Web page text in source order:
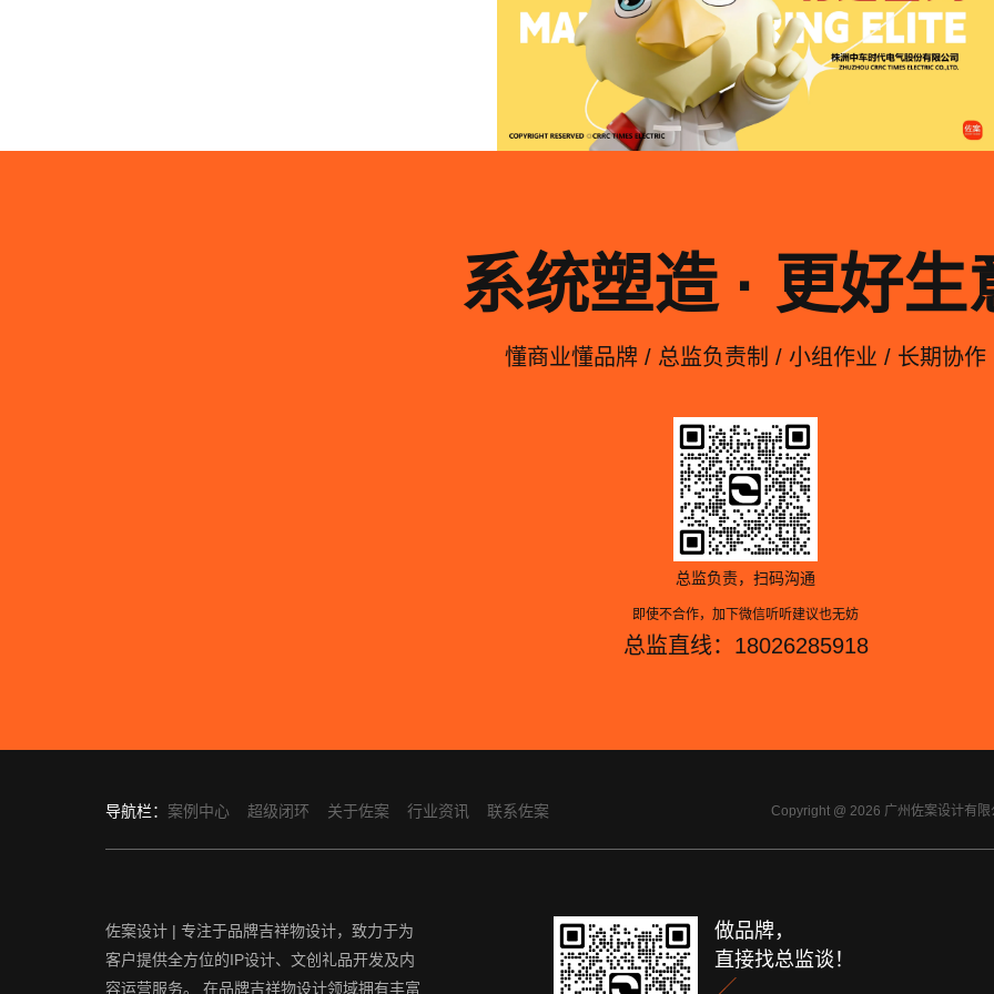
系统塑造 · 更好生
懂商业懂品牌 / 总监负责制 / 小组作业 / 长期协作
总监负责，扫码沟通
即使不合作，加下微信听听建议也无妨
总监直线：18026285918
导航栏： 案例中心 超级闭环 关于佐案 行业资讯 联系佐案 Copyright @ 2026 广州佐案设计有
佐案设计 | 专注于品牌吉祥物设计，致力于为
客户提供全方位的IP设计、文创礼品开发及内
容运营服务。 在品牌吉祥物设计领域拥有丰富
做品牌，
直接找总监谈！
